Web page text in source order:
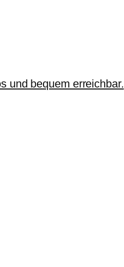
und bequem erreichbar.